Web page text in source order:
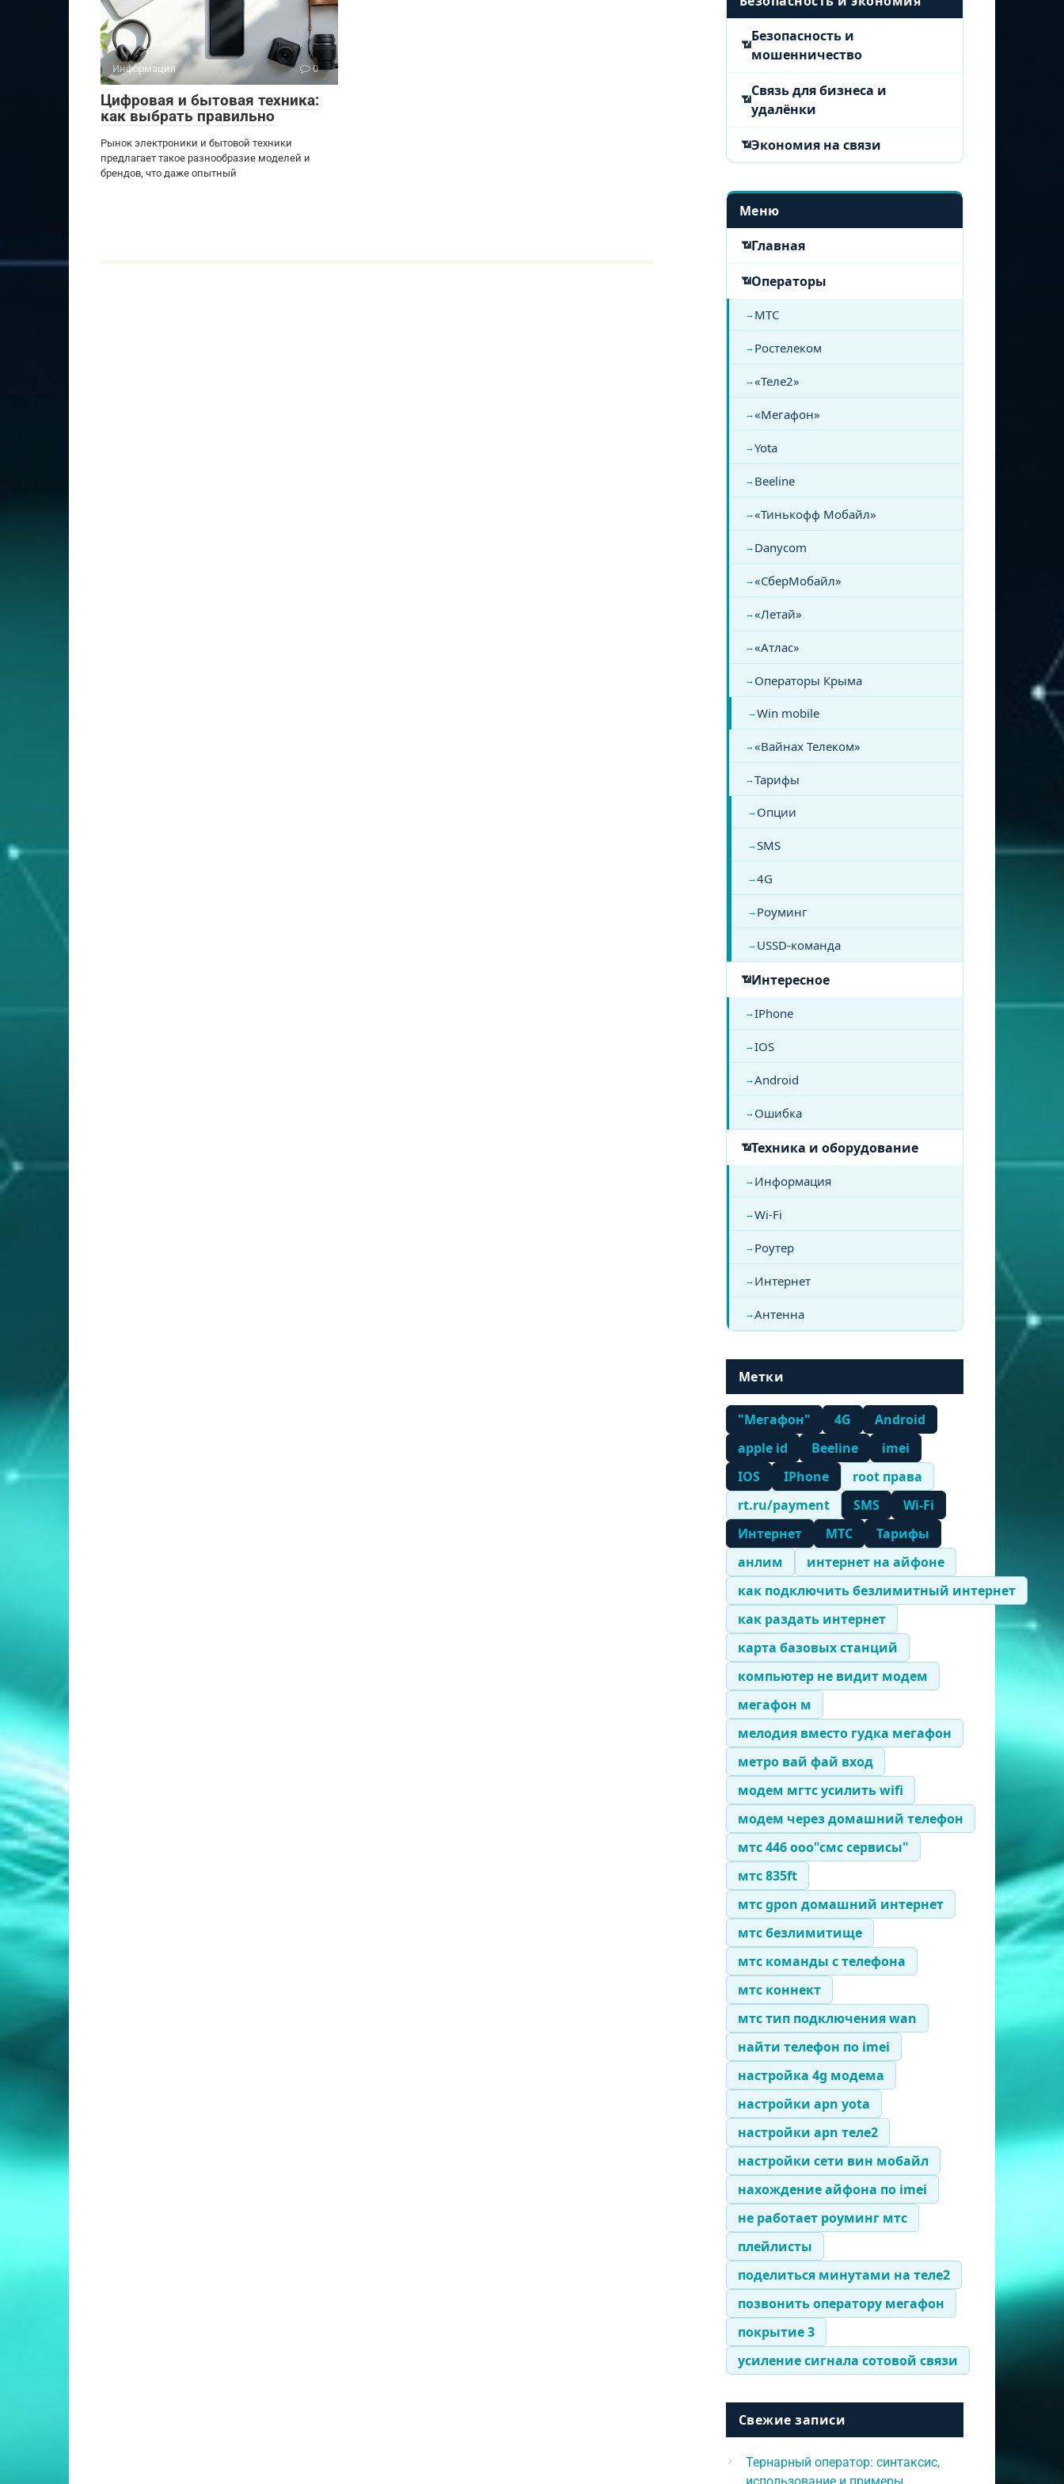
Информация 0
Цифровая и бытовая техника:
как выбрать правильно
Рынок электроники и бытовой техники
предлагает такое разнообразие моделей и
брендов, что даже опытный
Безопасность и
мошенничество
Связь для бизнеса и
удалёнки
Экономия на связи
Меню
Главная
Операторы
МТС
Ростелеком
«Теле2»
«Мегафон»
Yota
Beeline
«Тинькофф Мобайл»
Danycom
«СберМобайл»
«Летай»
«Атлас»
Операторы Крыма
Win mobile
«Вайнах Телеком»
Тарифы
Опции
SMS
4G
Роуминг
USSD-команда
Интересное
IPhone
IOS
Android
Ошибка
Техника и оборудование
Информация
Wi-Fi
Роутер
Интернет
Антенна
Метки
"Мегафон" 4G
Android
apple id
Beeline
imei
IOS
IPhone
root права
rt.ru/payment
SMS
Wi-Fi
Интернет
МТС
Тарифы
анлим
интернет на айфоне
как подключить безлимитный интернет
как раздать интернет
карта базовых станций
компьютер не видит модем
мегафон м
мелодия вместо гудка мегафон
метро вай фай вход
модем мгтс усилить wifi
модем через домашний телефон
мтс 446 ооо"смс сервисы"
мтс 835ft
мтс gpon домашний интернет
мтс безлимитище
мтс команды с телефона
мтс коннект
мтс тип подключения wan
найти телефон по imei
настройка 4g модема
настройки apn yota
настройки apn теле2
настройки сети вин мобайл
нахождение айфона по imei
не работает роуминг мтс
плейлисты
поделиться минутами на теле2
позвонить оператору мегафон
покрытие 3
усиление сигнала сотовой связи
Свежие записи
Тернарный оператор: синтаксис,